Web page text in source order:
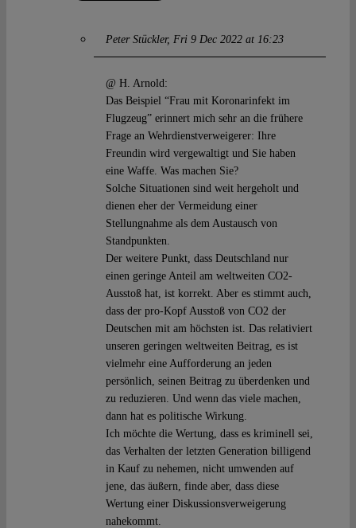
Peter Stückler Fri 9 Dec 2022 at 16:23
@ H. Arnold:
Das Beispiel “Frau mit Koronarinfekt im
Flugzeug” erinnert mich sehr an die frühere
Frage an Wehrdienstverweigerer: Ihre
Freundin wird vergewaltigt und Sie haben
eine Waffe. Was machen Sie?
Solche Situationen sind weit hergeholt und
dienen eher der Vermeidung einer
Stellungnahme als dem Austausch von
Standpunkten.
Der weitere Punkt, dass Deutschland nur
einen geringe Anteil am weltweiten CO2-
Ausstoß hat, ist korrekt. Aber es stimmt auch,
dass der pro-Kopf Ausstoß von CO2 der
Deutschen mit am höchsten ist. Das relativiert
unseren geringen weltweiten Beitrag, es ist
vielmehr eine Aufforderung an jeden
persönlich, seinen Beitrag zu überdenken und
zu reduzieren. Und wenn das viele machen,
dann hat es politische Wirkung.
Ich möchte die Wertung, dass es kriminell sei,
das Verhalten der letzten Generation billigend
in Kauf zu nehemen, nicht umwenden auf
jene, das äußern, finde aber, dass diese
Wertung einer Diskussionsverweigerung
nahekommt.